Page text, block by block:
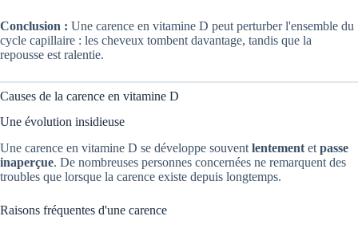
Conclusion : Une carence en vitamine D peut perturber l'ensemble du
cycle capillaire : les cheveux tombent davantage, tandis que la
repousse est ralentie.
Causes de la carence en vitamine D
Une évolution insidieuse
Une carence en vitamine D se développe souvent lentement et passe
inaperçue. De nombreuses personnes concernées ne remarquent des
troubles que lorsque la carence existe depuis longtemps.
Raisons fréquentes d'une carence